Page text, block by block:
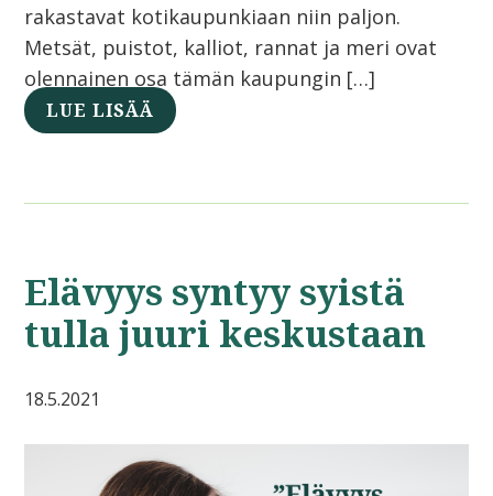
rakastavat kotikaupunkiaan niin paljon.
Metsät, puistot, kalliot, rannat ja meri ovat
olennainen osa tämän kaupungin […]
LUE LISÄÄ
Elävyys syntyy syistä
tulla juuri keskustaan
18.5.2021